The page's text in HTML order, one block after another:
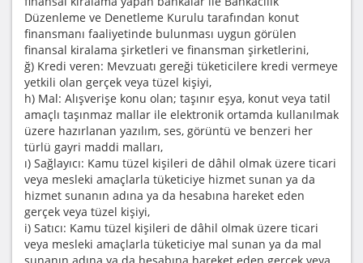
Düzenleme ve Denetleme Kurulu tarafından konut
finansmanı faaliyetinde bulunması uygun görülen
finansal kiralama şirketleri ve finansman şirketlerini,
ğ) Kredi veren: Mevzuatı gereği tüketicilere kredi vermeye
yetkili olan gerçek veya tüzel kişiyi,
h) Mal: Alışverişe konu olan; taşınır eşya, konut veya tatil
amaçlı taşınmaz mallar ile elektronik ortamda kullanılmak
üzere hazırlanan yazılım, ses, görüntü ve benzeri her
türlü gayri maddi malları,
ı) Sağlayıcı: Kamu tüzel kişileri de dâhil olmak üzere ticari
veya mesleki amaçlarla tüketiciye hizmet sunan ya da
hizmet sunanın adına ya da hesabına hareket eden
gerçek veya tüzel kişiyi,
i) Satıcı: Kamu tüzel kişileri de dâhil olmak üzere ticari
veya mesleki amaçlarla tüketiciye mal sunan ya da mal